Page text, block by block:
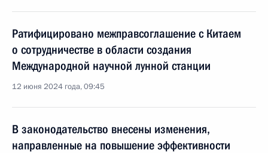
Ратифицировано межправсоглашение с Китаем
о сотрудничестве в области создания
Международной научной лунной станции
12 июня 2024 года, 09:45
В законодательство внесены изменения,
направленные на повышение эффективности